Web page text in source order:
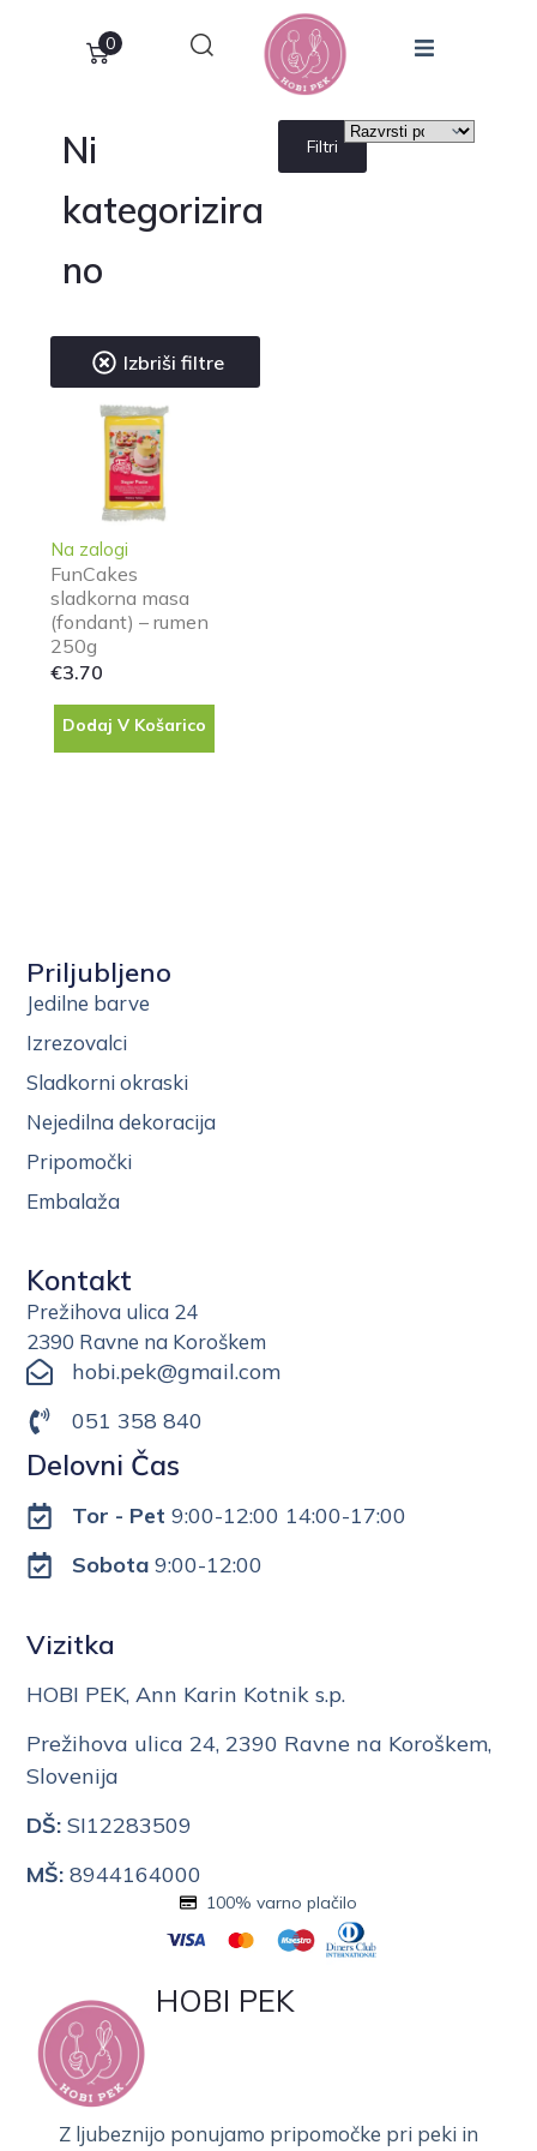
0
Ni
kategorizira
no
Filtri
Izbriši filtre
Na zalogi
FunCakes
sladkorna masa
(fondant) – rumen
250g
€3.70
Dodaj V Košarico
Priljubljeno
Jedilne barve
Izrezovalci
Sladkorni okraski
Nejedilna dekoracija
Pripomočki
Embalaža
Kontakt
Prežihova ulica 24
2390 Ravne na Koroškem
hobi.pek@gmail.com
051 358 840
Delovni Čas
Tor - Pet 9:00-12:00 14:00-17:00
Sobota9:00-12:00
Vizitka
HOBI PEK, Ann Karin Kotnik s.p.
Prežihova ulica 24, 2390 Ravne na Koroškem,
Slovenija
DŠ: SI12283509
MŠ: 8944164000
HOBI PEK
Z ljubeznijo ponujamo pripomočke pri peki in
100% varno plačilo